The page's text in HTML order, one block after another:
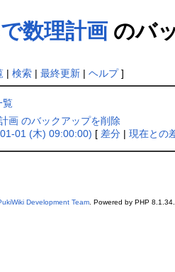
数理計画のバ
| 検索| 最終更新| ヘルプ]
覧
画 のバックアップを削除
01 (木) 09:00:00) [ 差分 |現在との
Development Team. Powered by PHP